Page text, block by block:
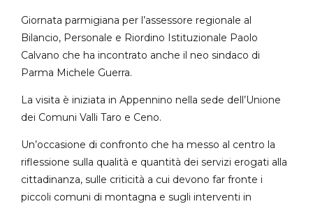
Giornata parmigiana per l’assessore regionale al
Bilancio, Personale e Riordino Istituzionale Paolo
Calvano che ha incontrato anche il neo sindaco di
Parma Michele Guerra.
La visita è iniziata in Appennino nella sede dell’Unione
dei Comuni Valli Taro e Ceno.
Un’occasione di confronto che ha messo al centro la
riflessione sulla qualità e quantità dei servizi erogati alla
cittadinanza, sulle criticità a cui devono far fronte i
piccoli comuni di montagna e sugli interventi in